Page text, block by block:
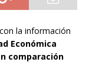
la información
Económica
comparación